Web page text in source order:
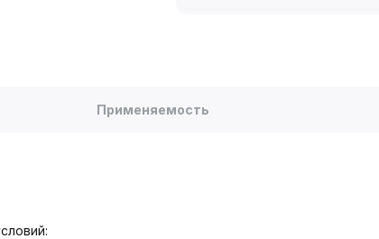
Применяемость